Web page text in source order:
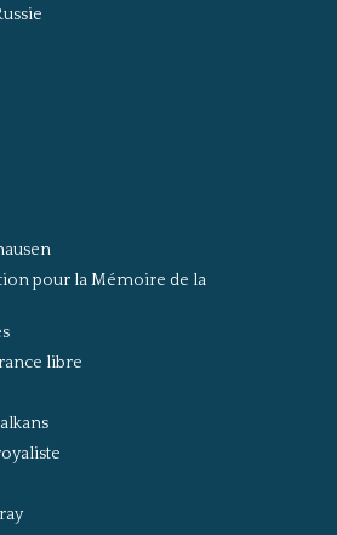
pour la Mémoire de la
libre